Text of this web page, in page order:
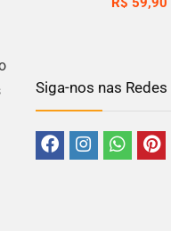
Siga-nos nas